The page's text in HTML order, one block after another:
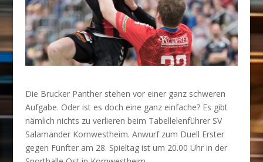
Die Brucker Panther stehen vor einer ganz schweren
Aufgabe. Oder ist es doch eine ganz einfache? Es gibt
nämlich nichts zu verlieren beim Tabellelenführer SV
Salamander Kornwestheim. Anwurf zum Duell Erster
gegen Fünfter am 28. Spieltag ist um 20.00 Uhr in der